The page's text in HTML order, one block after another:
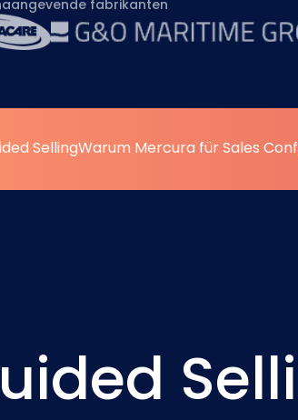
fabrikanten
SellingWarum Mercura für Sales